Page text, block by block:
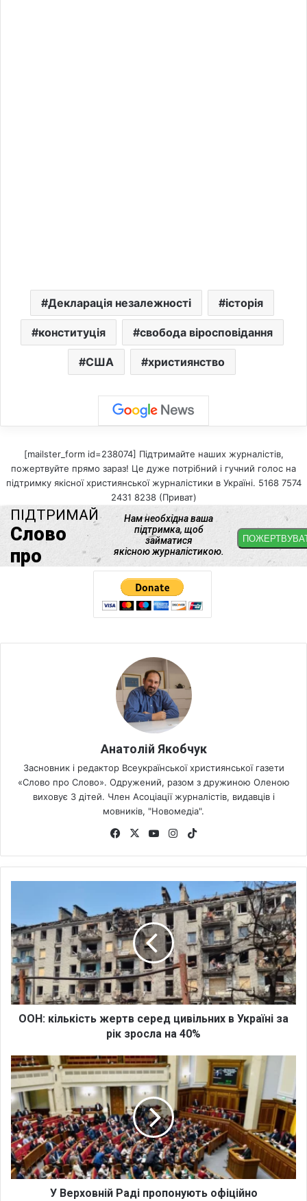
Декларація незалежності історія
конституція свобода віросповідання
США християнство
[mailster_form id=238074] Підтримайте наших журналістів,
пожертвуйте прямо зараз! Це дуже потрібний і гучний голос на
підтримку якісної християнської журналістики в Україні. 5168 7574
2431 8238 (Приват)
Анатолій Якобчук
Засновник і редактор Всеукраїнської християнської газети
«Слово про Слово». Одружений, разом з дружиною Оленою
виховує 3 дітей. Член Асоціації журналістів, видавців і
мовників, "Новомедіа".
Fa
bo
ok
X
Yo
ub
e
Ins
ra
m
k
:
к
і
л
ь
к
ь
ж
е
р
т
в
с
е
р
ООН: кількість жертв серед цивільних в Україні за
рік зросла на 40%
У
В
е
р
х
о
в
н
і
У Верховній Раді пропонують офіційно